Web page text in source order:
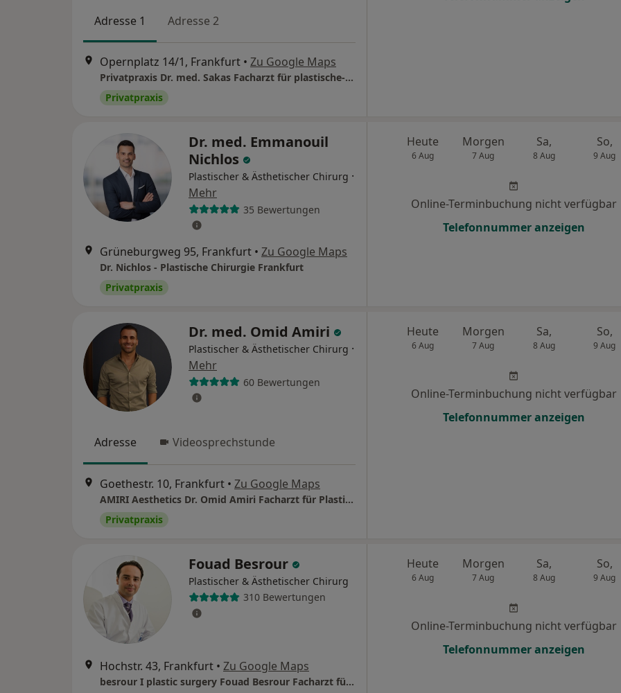
Adresse 1 Adresse 2
Opernplatz 14/1, Frankfurt • Zu Google Maps
Privatpraxis Dr. med. Sakas Facharzt für plastische- und ästhetische Chirurgie
Privatpraxis
Dr. med. Emmanouil
Nichlos
Plastischer & Ästhetischer Chirurg ·
Mehr
35 Bewertungen
Grüneburgweg 95, Frankfurt • Zu Google Maps
Dr. Nichlos - Plastische Chirurgie Frankfurt
Privatpraxis
Heute
6 Aug
Morgen
7 Aug
Sa,
8 Aug
So,
9 Aug
Online-Terminbuchung nicht verfügbar
Telefonnummer anzeigen
Dr. med. Omid Amiri
Plastischer & Ästhetischer Chirurg ·
Mehr
60 Bewertungen
Adresse Videosprechstunde
Goethestr. 10, Frankfurt • Zu Google Maps
AMIRI Aesthetics Dr. Omid Amiri Facharzt für Plastische- und Ästhetische Chirurgie
Privatpraxis
Heute
6 Aug
Morgen
7 Aug
Sa,
8 Aug
So,
9 Aug
Online-Terminbuchung nicht verfügbar
Telefonnummer anzeigen
Fouad Besrour
Plastischer & Ästhetischer Chirurg
310 Bewertungen
Hochstr. 43, Frankfurt • Zu Google Maps
besrour I plastic surgery Fouad Besrour Facharzt für Plastische- und Ästhetische Chirurgie
Heute
6 Aug
Morgen
7 Aug
Sa,
8 Aug
So,
9 Aug
Online-Terminbuchung nicht verfügbar
Telefonnummer anzeigen